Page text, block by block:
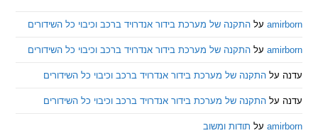
עלהתקנה של מערכת בידור אנדרויד ברכב וכיבוי כל השידורים
עלהתקנה של מערכת בידור אנדרויד ברכב וכיבוי כל השידורים
התקנה של מערכת בידור אנדרויד ברכב וכיבוי כל השידורים
התקנה של מערכת בידור אנדרויד ברכב וכיבוי כל השידורים
עלתודות ומשוב